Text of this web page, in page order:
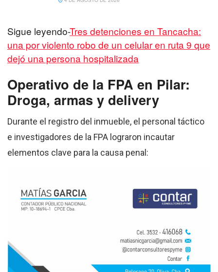
Sigue leyendo-Tres detenciones en Tancacha:
una por violento robo de un celular en ruta 9 que
dejó una persona hospitalizada
Operativo de la FPA en Pilar:
Droga, armas y delivery
Durante el registro del inmueble, el personal táctico
e investigadores de la FPA lograron incautar
elementos clave para la causa penal: